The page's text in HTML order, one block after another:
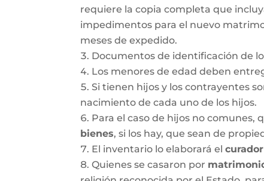
requiere la copia completa que
impedimentos para el nuevo
meses de expedido.
Documentos de identificación de
Los menores de edad deben
Si tienen hijos y los contrayentes
nacimiento de cada uno de los hijos.
Para el caso de hijos no comunes,
bienes, si los hay, que sean de
El inventario lo elaborará elcurador
Quienes se casaron por